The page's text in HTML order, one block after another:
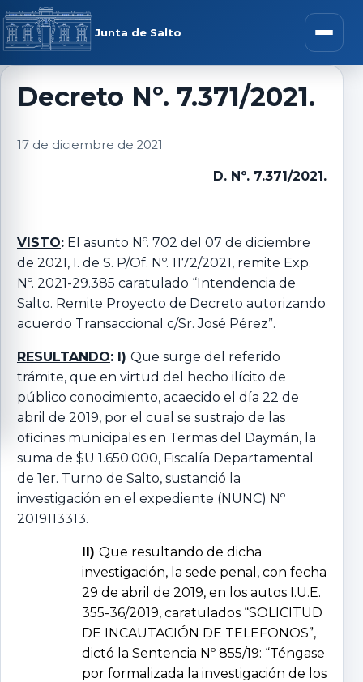
Saltar al contenido
Junta de Salto Abrir
menú
Decreto Nº. 7.371/2021.
17 de diciembre de 2021
D. Nº. 7.371/2021.
VISTO: El asunto Nº. 702 del 07 de diciembre
de 2021, I. de S. P/Of. Nº. 1172/2021, remite Exp.
Nº. 2021-29.385 caratulado “Intendencia de
Salto. Remite Proyecto de Decreto autorizando
acuerdo Transaccional c/Sr. José Pérez”.
RESULTANDO: I) Que surge del referido
trámite, que en virtud del hecho ilícito de
público conocimiento, acaecido el día 22 de
abril de 2019, por el cual se sustrajo de las
oficinas municipales en Termas del Daymán, la
suma de $U 1.650.000, Fiscalía Departamental
de 1er. Turno de Salto, sustanció la
investigación en el expediente (NUNC) Nº
2019113313.
II) Que resultando de dicha
investigación, la sede penal, con fecha
29 de abril de 2019, en los autos I.U.E.
355-36/2019, caratulados “SOLICITUD
DE INCAUTACIÓN DE TELEFONOS”,
dictó la Sentencia Nº 855/19: “Téngase
por formalizada la investigación de los